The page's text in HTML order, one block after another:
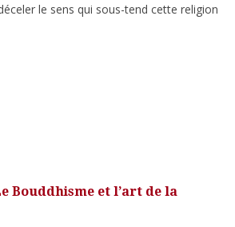
le sens qui sous-tend cette religion
Bouddhisme et l’art de la